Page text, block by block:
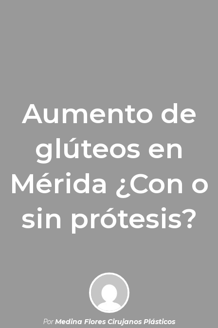
Aumento de
glúteos en
Mérida ¿Con o
sin prótesis?
PorMedina Flores Cirujanos Plásticos